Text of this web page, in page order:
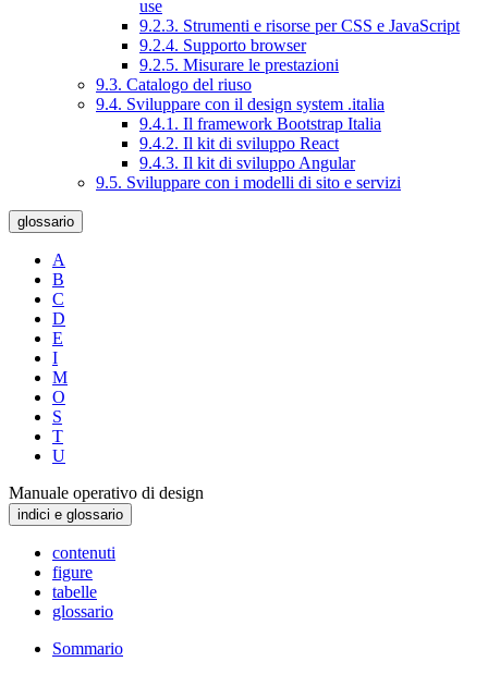
use
9.2.3. Strumenti e risorse per CSS e JavaScript
9.2.4. Supporto browser
9.2.5. Misurare le prestazioni
9.3. Catalogo del riuso
9.4. Sviluppare con il design system .italia
9.4.1. Il framework Bootstrap Italia
9.4.2. Il kit di sviluppo React
9.4.3. Il kit di sviluppo Angular
9.5. Sviluppare con i modelli di sito e servizi
glossario
A
B
C
D
E
I
M
O
S
T
U
Manuale operativo di design
indici e glossario
contenuti
figure
tabelle
glossario
Sommario